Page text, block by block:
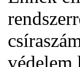
védelem